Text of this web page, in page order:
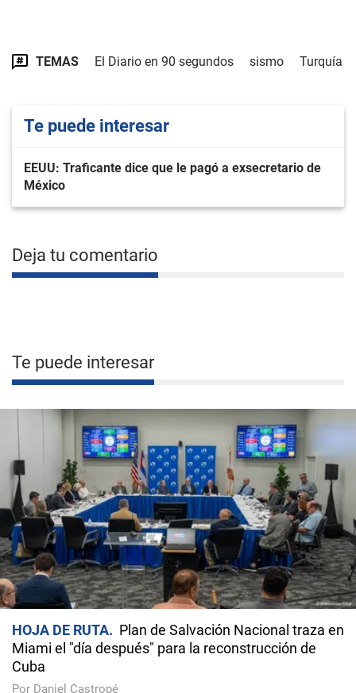
TEMAS El Diario en 90 segundos sismo Turquía
Te puede interesar
EEUU: Traficante dice que le pagó a exsecretario de
México
Deja tu comentario
Te puede interesar
HOJA DE RUTA
Plan de Salvación Nacional traza en
Miami el "día después" para la reconstrucción de
Cuba
Por Daniel Castropé